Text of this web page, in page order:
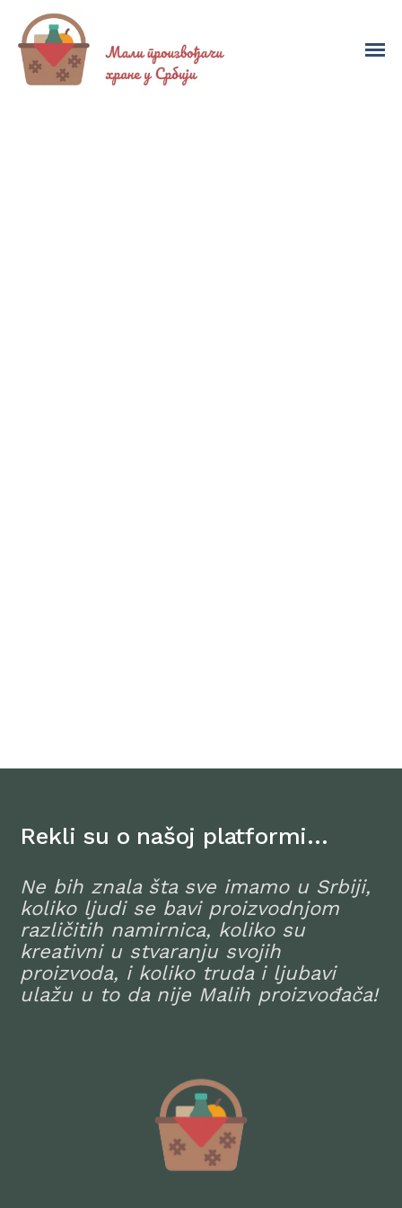
Rekli su o našoj platformi…
Ne bih znala šta sve imamo u Srbiji,
koliko ljudi se bavi proizvodnjom
različitih namirnica, koliko su
kreativni u stvaranju svojih
proizvoda, i koliko truda i ljubavi
ulažu u to da nije Malih proizvođača!